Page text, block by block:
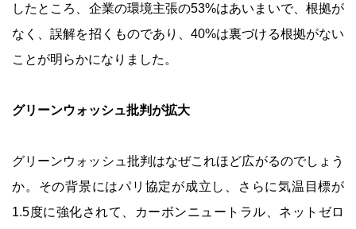
したところ、企業の環境主張の53%はあいまいで、根拠が
なく、誤解を招くものであり、40%は裏づける根拠がない
ことが明らかになりました。
グリーンウォッシュ批判が拡大
グリーンウォッシュ批判はなぜこれほど広がるのでしょう
か。その背景にはパリ協定が成立し、さらに気温目標が
1.5度に強化されて、カーボンニュートラル、ネットゼロ